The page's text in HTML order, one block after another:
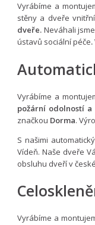
Vyrábíme a
stěny a dveře
dveře. Neváhali
ústavů sociální péče.
Vyrábíme a
požární odolností
značkou Dorma.
S našimi
Vídeň. Naše dveře
obsluhu dveří v
Vyrábíme a